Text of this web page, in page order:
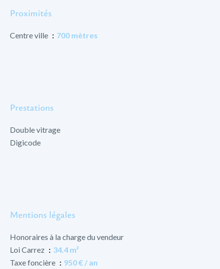
Proximités
Centre ville 700 mètres
Prestations
Double vitrage
Digicode
Mentions légales
Honoraires à la charge du vendeur
Loi Carrez
34.4 m²
Taxe foncière
950 € / an